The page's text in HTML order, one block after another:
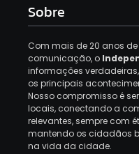
Sobre
Com mais de 20 anos
comunicação, o
informações
os principais
Nosso compromisso é
locais, conectando a
relevantes, sempre com
mantendo os cidadãos
na vida da cidade.